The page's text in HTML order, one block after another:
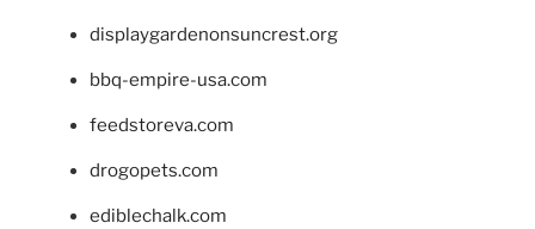
displaygardenonsuncrest.org
bbq-empire-usa.com
feedstoreva.com
drogopets.com
ediblechalk.com